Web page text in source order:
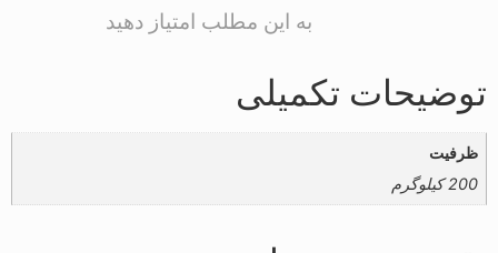
به این مطلب امتیاز دهید
توضیحات تکمیلی
ظرفیت
200 کیلوگرم